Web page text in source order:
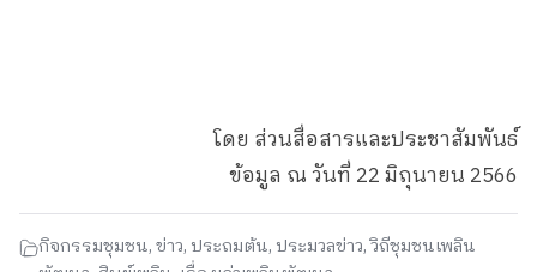
โดย ส่วนสื่อสารและประชาสัมพันธ์
ข้อมูล ณ วันที่ 22 มิถุนายน 2566
กิจกรรมชุมชน,ข่าว, ประถมต้น, ประมวลข่าว,วิถีชุมชนเพลิน